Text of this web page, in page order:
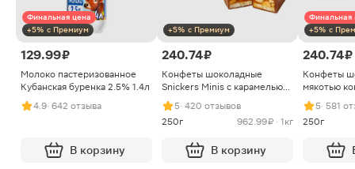
Финальная цена
+5% с Премиум
129.99 ₽
Молоко пастеризованное
Кубанская буренка 2.5% 1.4л
4.9· 642 отзыва
В корзину
+5% с Премиум
240.74 ₽
Конфеты шоколадные
Snickers Minis с карамелью
арахисом и нугой
5· 420 отзывов
250г
962.99 ₽ · 1кг
В корзину
Финальная
+5% с
240.74 ₽
Конфеты
мякотью
5· 581
250г